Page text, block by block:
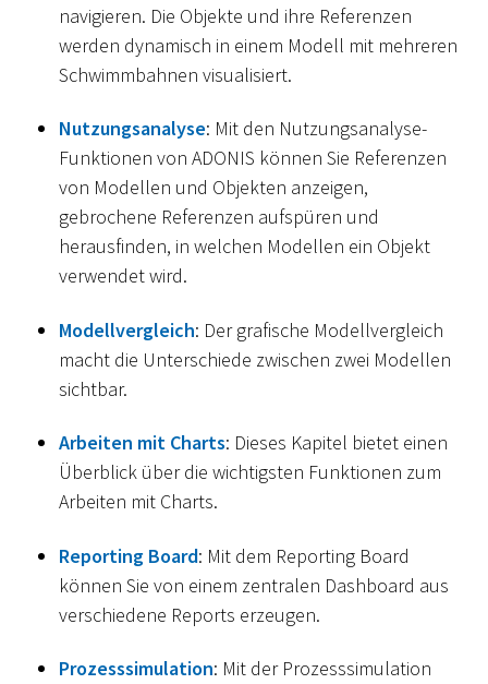
navigieren. Die Objekte und ihre Referenzen
werden dynamisch in einem Modell mit mehreren
Schwimmbahnen visualisiert.
Nutzungsanalyse: Mit den Nutzungsanalyse-
Funktionen von ADONIS können Sie Referenzen
von Modellen und Objekten anzeigen,
gebrochene Referenzen aufspüren und
herausfinden, in welchen Modellen ein Objekt
verwendet wird.
Modellvergleich: Der grafische Modellvergleich
macht die Unterschiede zwischen zwei Modellen
sichtbar.
Arbeiten mit Charts: Dieses Kapitel bietet einen
Überblick über die wichtigsten Funktionen zum
Arbeiten mit Charts.
Reporting Board: Mit dem Reporting Board
können Sie von einem zentralen Dashboard aus
verschiedene Reports erzeugen.
Prozesssimulation: Mit der Prozesssimulation